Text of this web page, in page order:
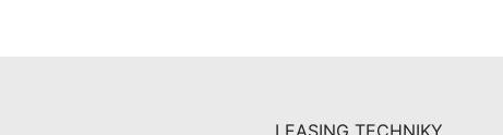
LEASING TECHNIKY